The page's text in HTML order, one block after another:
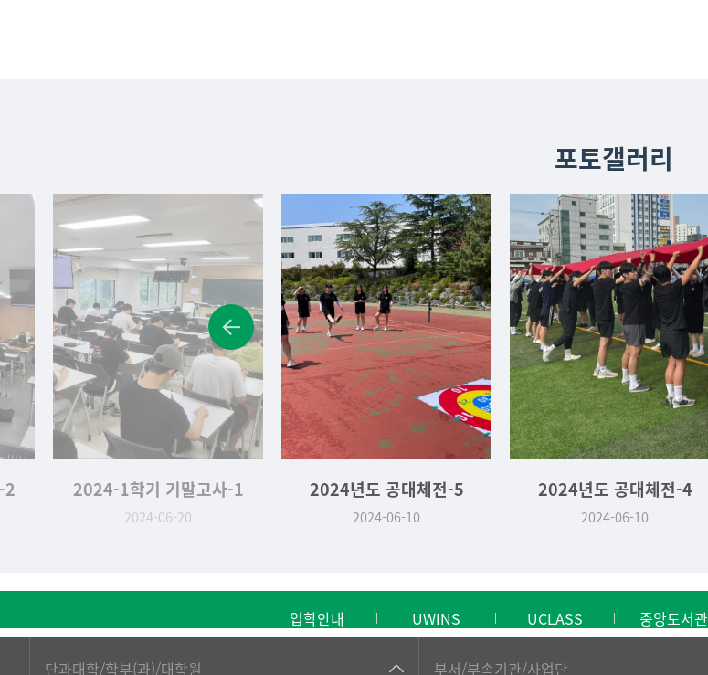
포토갤러리
2 2024-1학기 기말고사-1
2024-06-20
2024년도 공대체전-5
2024-06-10
2024년도 공대체전-4
2024-06-10
입학안내 UWINS UCLASS 중앙도서관
단과대학/학부(과)/대학원 부서/부속기관/사업단